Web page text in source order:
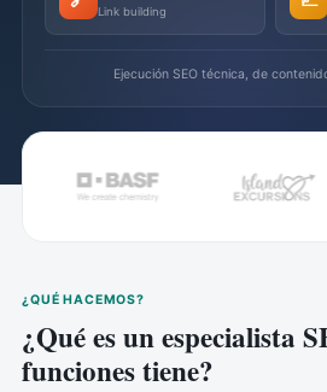
Link building
Ejecución SEO técnica, de
¿QUÉ HACEMOS?
¿Qué es un especialista
funciones tiene?